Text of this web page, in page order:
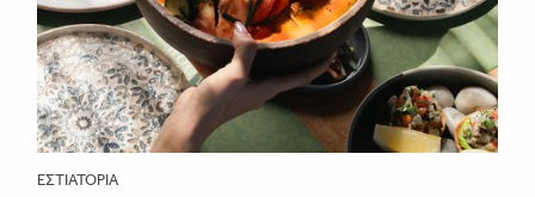
ΕΣΤΙΑΤΌΡΙΑ